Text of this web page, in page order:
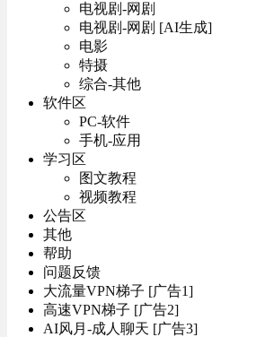
电视剧-网剧
电视剧-网剧 [AI生成]
电影
特摄
综合-其他
软件区
PC-软件
手机-应用
学习区
图文教程
视频教程
公告区
其他
帮助
问题反馈
大流量VPN梯子 [广告1]
高速VPN梯子 [广告2]
AI风月-成人聊天 [广告3]